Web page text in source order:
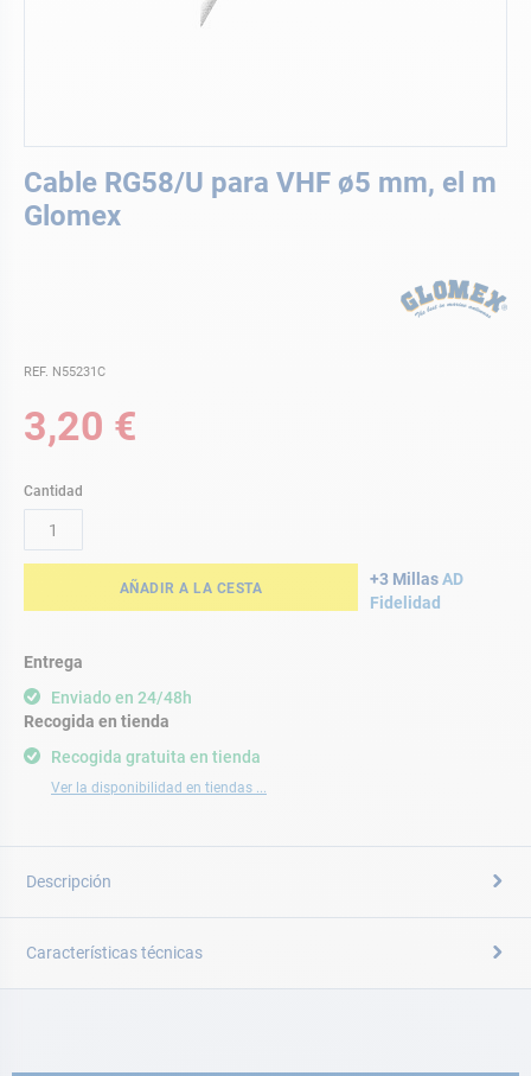
Cable RG58/U para VHF ø5 mm, el m
Glomex
REF. N55231C
3,20 €
Cantidad
AÑADIR A LA CESTA +3 MillasAD
Fidelidad
Entrega
Enviado en 24/48h
Recogida gratuita en tienda
Ver la disponibilidad en tiendas ...
Recogida en tienda
al
comienzo
de
Descripción
Características técnicas